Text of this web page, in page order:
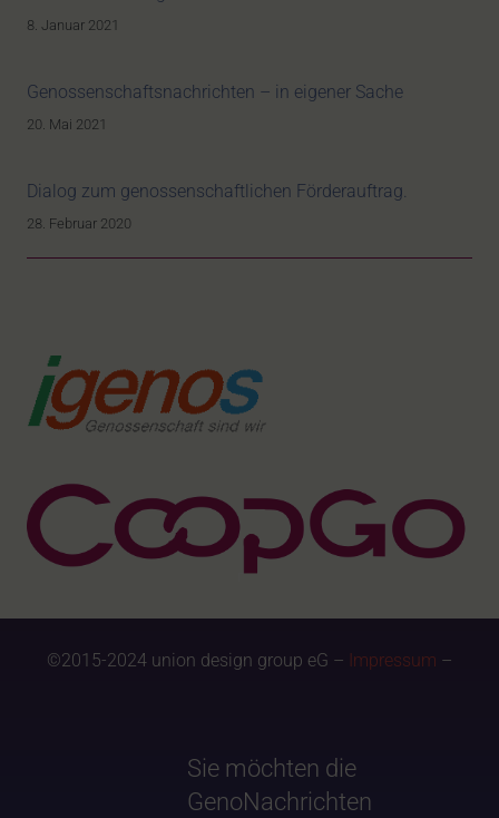
8. Januar 2021
Genossenschaftsnachrichten – in eigener Sache
20. Mai 2021
Dialog zum genossenschaftlichen Förderauftrag.
28. Februar 2020
©2015-2024 union design group eG – Impressum –
Sie möchten die
GenoNachrichten